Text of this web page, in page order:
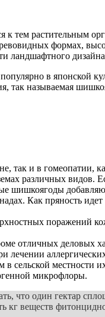
тем растительным
формах,
ландшафтного
в японской
называемая
так и в гомеопатии,
различных
Как пряность
поражений
отличных деловых
лечении
местности
микрофлоры.
что один гектар
веществ